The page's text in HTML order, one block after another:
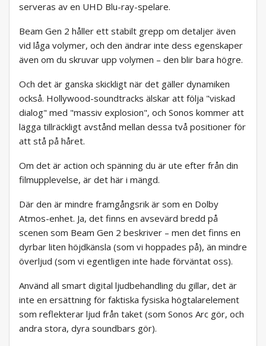
serveras av en UHD Blu-ray-spelare.
Beam Gen 2 håller ett stabilt grepp om detaljer även
vid låga volymer, och den ändrar inte dess egenskaper
även om du skruvar upp volymen – den blir bara högre.
Och det är ganska skickligt när det gäller dynamiken
också. Hollywood-soundtracks älskar att följa "viskad
dialog" med "massiv explosion", och Sonos kommer att
lägga tillräckligt avstånd mellan dessa två positioner för
att stå på håret.
Om det är action och spänning du är ute efter från din
filmupplevelse, är det här i mängd.
Där den är mindre framgångsrik är som en Dolby
Atmos-enhet. Ja, det finns en avsevärd bredd på
scenen som Beam Gen 2 beskriver – men det finns en
dyrbar liten höjdkänsla (som vi hoppades på), än mindre
överljud (som vi egentligen inte hade förväntat oss).
Använd all smart digital ljudbehandling du gillar, det är
inte en ersättning för faktiska fysiska högtalarelement
som reflekterar ljud från taket (som Sonos Arc gör, och
andra stora, dyra soundbars gör).